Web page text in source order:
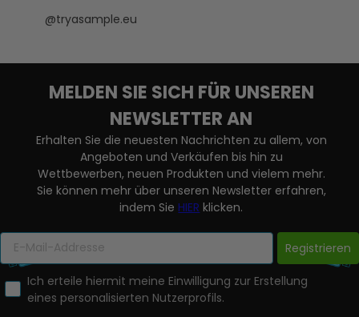
@tryasample.eu
MELDEN SIE SICH FÜR UNSEREN
NEWSLETTER AN
Erhalten Sie die neuesten Nachrichten zu allem, von
Angeboten und Verkäufen bis hin zu
Wettbewerben, neuen Produkten und vielem mehr.
Sie können mehr über unseren Newsletter erfahren,
indem SieHIER klicken.
Registrieren
Ich erteile hiermit meine Einwilligung zur Erstellung
eines personalisierten Nutzerprofils.